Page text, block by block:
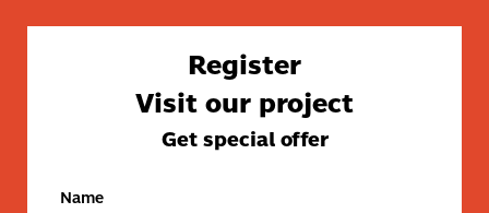
Register
Visit our project
Get special offer
Name